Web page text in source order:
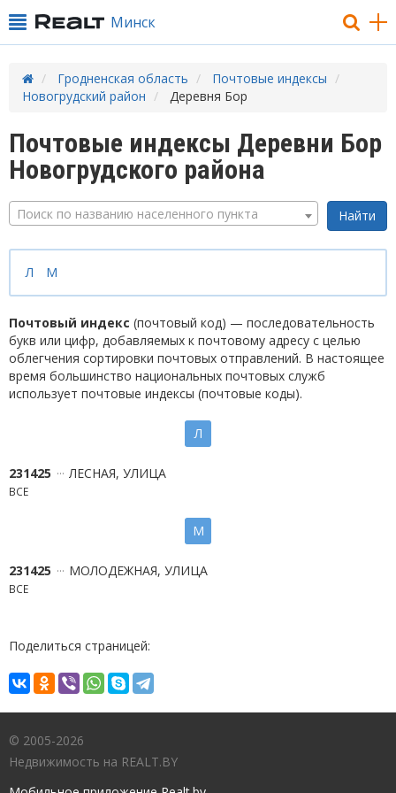
Минск
Гродненская область
Почтовые индексы
Новогрудский район
Деревня Бор
Почтовые индексы Деревни Бор
Новогрудского района
Поиск по названию населенного пункта
Л М
Почтовый индекс (почтовый код) — последовательность
букв или цифр, добавляемых к почтовому адресу с целью
облегчения сортировки почтовых отправлений. В настоящее
время большинство национальных почтовых служб
использует почтовые индексы (почтовые коды).
Л
231425 ЛЕСНАЯ, УЛИЦА
ВСЕ
М
231425 МОЛОДЕЖНАЯ, УЛИЦА
ВСЕ
Поделиться страницей:
© 2005-2026
Недвижимость на REALT.BY